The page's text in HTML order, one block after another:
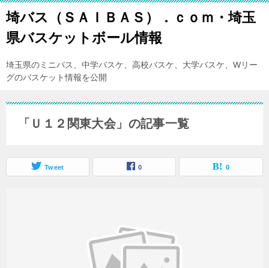
埼バス（ＳＡＩＢＡＳ）．ｃｏｍ・埼玉
県バスケットボール情報
埼玉県のミニバス、中学バスケ、高校バスケ、大学バスケ、Wリー
グのバスケット情報を公開
「Ｕ１２関東大会」の記事一覧
Tweet 0 0